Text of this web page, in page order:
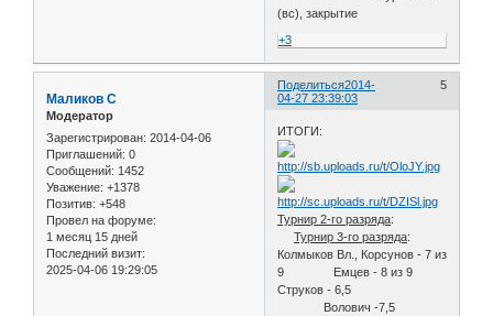
(вс), закрытие
+3
Поделиться 5
2014-
04-27 23:39:03
Маликов С
Модератор
Зарегистрирован: 2014-04-06
Приглашений: 0
Сообщений: 1452
Уважение: +1378
Позитив: +548
Провел на форуме:
1 месяц 15 дней
Последний визит:
2025-04-06 19:29:05
ИТОГИ:
Турнир 2-го разряда:
Турнир 3-го разряда:
Колмыков Вл., Корсунов - 7 из
9 Емцев - 8 из 9
Струков - 6,5
Волович -7,5